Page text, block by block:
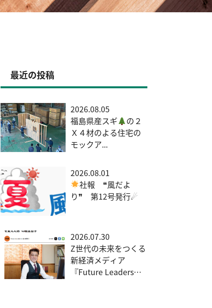
最近の投稿
2026.08.05
福島県産スギ
の２
Ｘ４材のよる住宅の
モックア...
2026.08.01
社報 ❝風だよ
り❞ 第12号発行☄
2026.07.30
Z世代の未来をつくる
新経済メディア
『Future Leaders